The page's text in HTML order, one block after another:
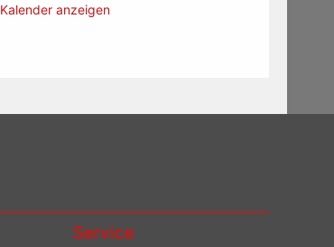
Kalender anzeigen
Service